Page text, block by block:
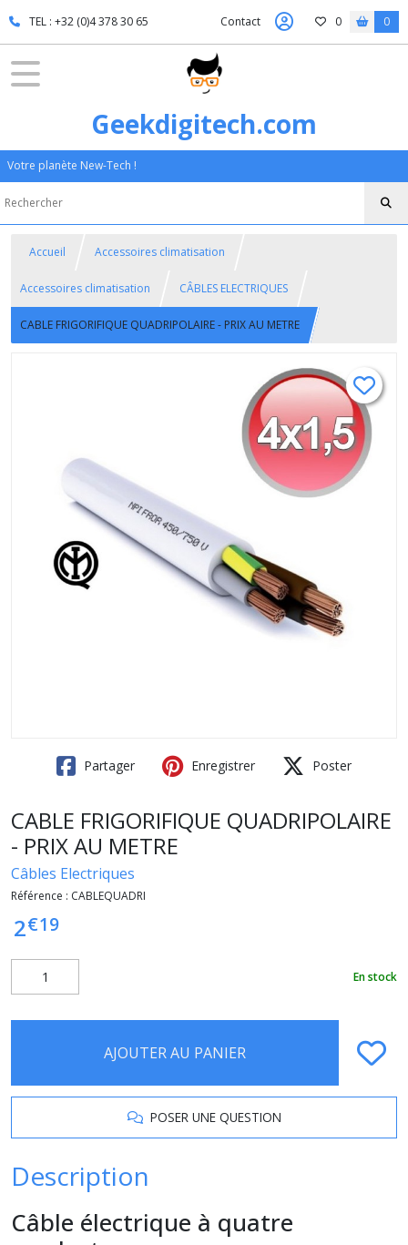
TEL : +32 (0)4 378 30 65 Contact 0 0
Geekdigitech.com
Votre planète New-Tech !
Accueil Accessoires climatisation
Accessoires climatisation CÂBLES ELECTRIQUES
CABLE FRIGORIFIQUE QUADRIPOLAIRE - PRIX AU METRE
Partager Enregistrer Poster
CABLE FRIGORIFIQUE QUADRIPOLAIRE
- PRIX AU METRE
Câbles Electriques
Référence : CABLEQUADRI
2€19
En stock
AJOUTER AU PANIER
POSER UNE QUESTION
Description
Câble électrique à quatre